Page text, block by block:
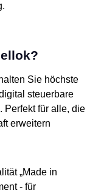
Sie höchste
steuerbare
Perfekt für alle, die
erweitern
„Made in
- für